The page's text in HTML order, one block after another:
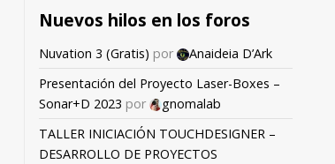
Nuevos hilos en los foros
Nuvation 3 (Gratis) por
Anaideia D’Ark
Presentación del Proyecto Laser-Boxes –
Sonar+D 2023 por
gnomalab
TALLER INICIACIÓN TOUCHDESIGNER –
DESARROLLO DE PROYECTOS